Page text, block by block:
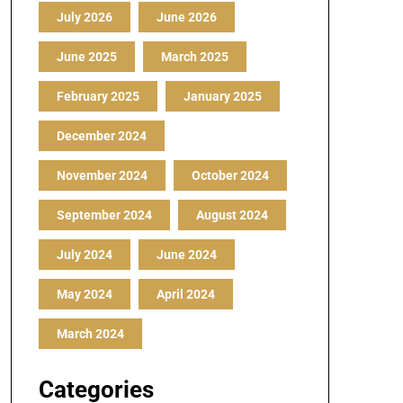
July 2026 June 2026
June 2025 March 2025
February 2025 January 2025
December 2024
November 2024 October 2024
September 2024 August 2024
July 2024 June 2024
May 2024 April 2024
March 2024
Categories